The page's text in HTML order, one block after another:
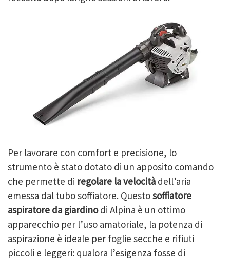
Per lavorare con comfort e precisione, lo
strumento è stato dotato di un apposito comando
che permette di regolare la velocità dell’aria
emessa dal tubo soffiatore. Questosoffiatore
aspiratore da giardinodi Alpina è un ottimo
apparecchio per l’uso amatoriale, la potenza di
aspirazione è ideale per foglie secche e rifiuti
piccoli e leggeri: qualora l’esigenza fosse di